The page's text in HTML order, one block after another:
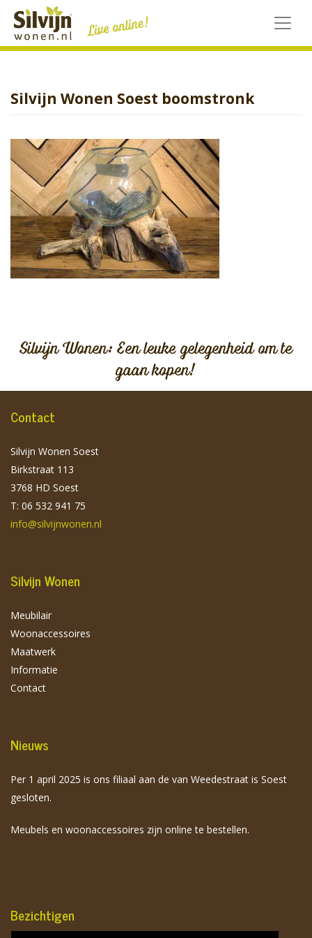
Skip
content
Silvijn Wonen Soest boomstronk
Silvijn Wonen: Een leuke gelegenheid om te
gaan kopen!
Contact
Silvijn Wonen Soest
Birkstraat 113
3768 HD Soest
T: 06 532 941 75
info@silvijnwonen.nl
Silvijn Wonen
Meubilair
Woonaccessoires
Maatwerk
Informatie
Contact
Nieuws
Per 1 april 2025 is ons filiaal aan de van Weedestraat is Soest
gesloten.
Meubels en woonaccessoires zijn online te bestellen.
Bezichtigen